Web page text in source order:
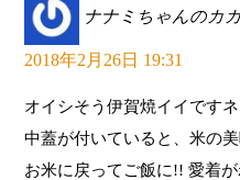
ナナミちゃんのカ
2018年2月26日 19:31
オイシそう伊賀焼イイですネ
中蓋が付いていると、米の
お米に戻ってご飯に!! 愛着